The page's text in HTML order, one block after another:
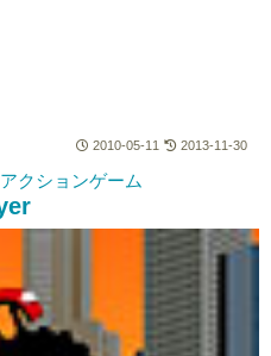
2010-05-11 2013-11-30
クションゲーム